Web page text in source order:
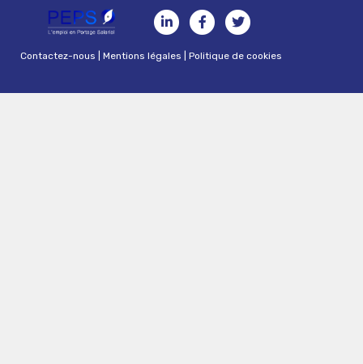
Contactez-nous |Mentions légales |Politique de cookies